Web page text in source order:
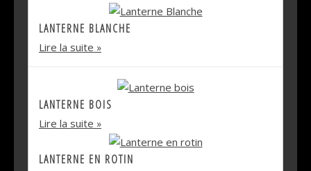
LANTERNE BLANCHE
Lire la suite
LANTERNE BOIS
Lire la suite
LANTERNE EN ROTIN